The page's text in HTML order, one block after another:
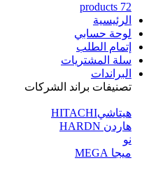
72 products
الرئيسية
لوحة حسابي
إتمام الطلب
سلة المشتريات
البراندات
تصنيفات براند الشركات
هيتاشيHITACHI
هاردن HARDN
نو
ميجا MEGA